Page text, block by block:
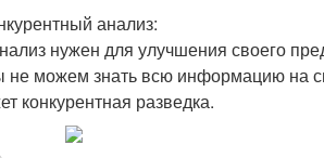
анализ:
нужен для улучшения своего
можем знать всю информацию на
конкурентная разведка.